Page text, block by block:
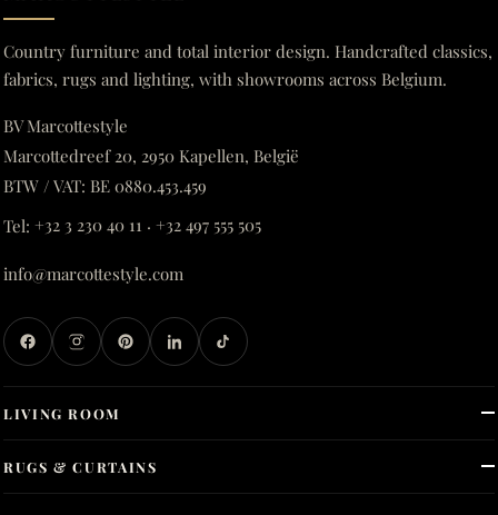
Country furniture and total interior design. Handcrafted classics,
fabrics, rugs and lighting, with showrooms across Belgium.
BV Marcottestyle
Marcottedreef 20, 2950 Kapellen, België
BTW / VAT: BE 0880.453.459
Tel: +32 3 230 40 11 · +32 497 555 505
info@marcottestyle.com
LIVING ROOM
RUGS & CURTAINS